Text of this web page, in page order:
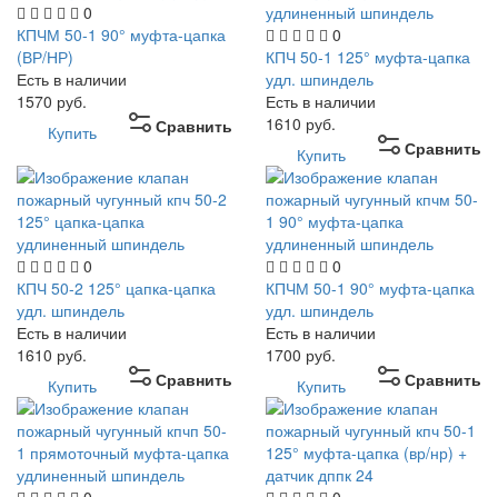
0
КПЧМ 50-1 90° муфта-цапка
(ВР/НР)
Есть в наличии
1570 руб.
Сравнить
Купить
0
КПЧ 50-1 125° муфта-цапка
удл. шпиндель
Есть в наличии
1610 руб.
Сравнить
Купить
0
КПЧ 50-2 125° цапка-цапка
удл. шпиндель
Есть в наличии
1610 руб.
Сравнить
Купить
0
КПЧМ 50-1 90° муфта-цапка
удл. шпиндель
Есть в наличии
1700 руб.
Сравнить
Купить